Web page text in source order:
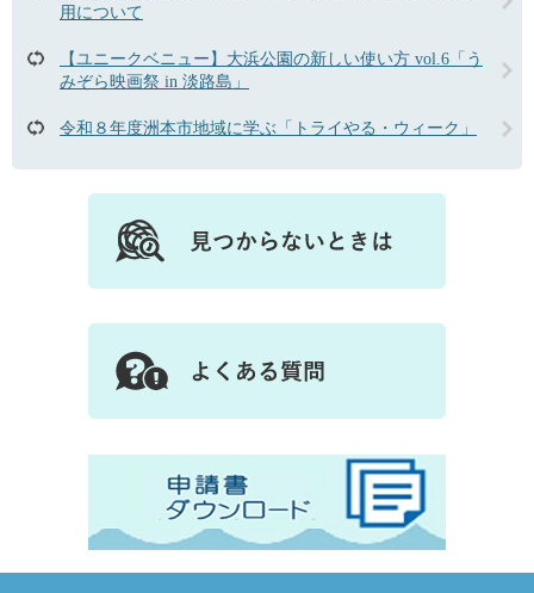
用について
【ユニークベニュー】大浜公園の新しい使い方 vol.6「う
みぞら映画祭 in 淡路島」
令和８年度洲本市地域に学ぶ「トライやる・ウィーク」